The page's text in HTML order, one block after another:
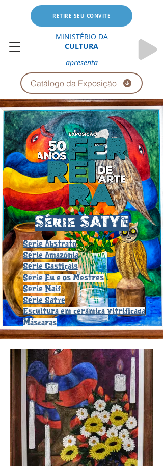
RETIRE SEU CONVITE
Catálogo da Exposição
MINISTÉRIO DA
CULTURA
apresenta
Série SATYE
Série Abstrato
Série Amazônia
Série Castiçais
Série Eu e os Mestres
Série Naif
Série Satye
Escultura em cerâmica vitrificada
Máscaras